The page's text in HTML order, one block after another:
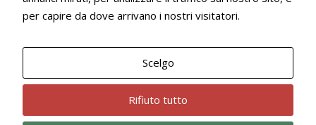
Francesco Andrei convocato al Camp estivo della nazionale
22 LUGLIO 2026
per capire da dove arrivano i nostri visitatori.
Scelgo
Rifiuto tutto